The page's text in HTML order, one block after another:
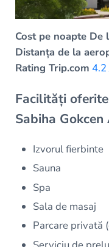
Cost pe noapte De
Distanța de la
Rating Trip.com
Facilități
Sabiha
Izvorul fierbinte
Sauna
Spa
Sala de masaj
Parcare privată